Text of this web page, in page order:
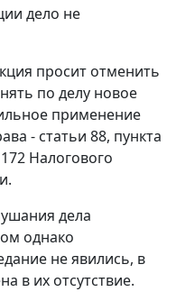
дело не
просит отменить
по делу новое
применение
- статьи 88, пункта
Налогового
дела
однако
не явились, в
в их отсутствие.